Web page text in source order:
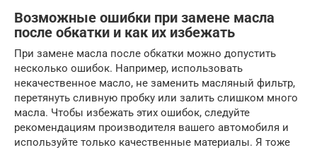
Возможные ошибки при замене масла
после обкатки и как их избежать
При замене масла после обкатки можно допустить
несколько ошибок. Например, использовать
некачественное масло, не заменить масляный фильтр,
перетянуть сливную пробку или залить слишком много
масла. Чтобы избежать этих ошибок, следуйте
рекомендациям производителя вашего автомобиля и
используйте только качественные материалы. Я тоже